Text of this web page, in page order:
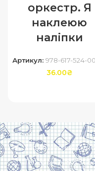
оркестр. Я
наклеюю
наліпки
Артикул: 978-617-524-
36.00₴
Харків, вулиця
Телефон: (050) 305-